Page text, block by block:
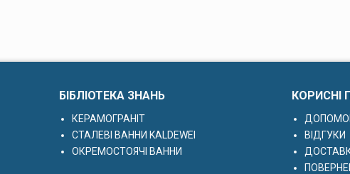
БІБЛІОТЕКА ЗНАНЬ
КЕРАМОГРАНІТ
СТАЛЕВІ ВАННИ KALDEWEI
ОКРЕМОСТОЯЧІ ВАННИ
КОРИСНІ
ВІДГУКИ